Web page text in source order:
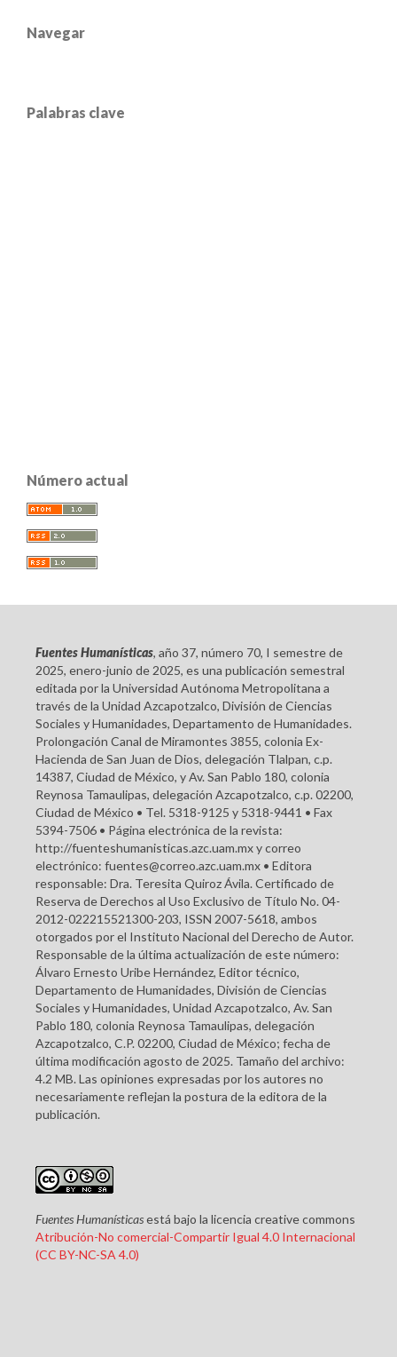
Navegar
Palabras clave
Número actual
Fuentes Humanísticas, año 37, número 70, I semestre de
2025, enero-junio de 2025, es una publicación semestral
editada por la Universidad Autónoma Metropolitana a
través de la Unidad Azcapotzalco, División de Ciencias
Sociales y Humanidades, Departamento de Humanidades.
Prolongación Canal de Miramontes 3855, colonia Ex-
Hacienda de San Juan de Dios, delegación Tlalpan, c.p.
14387, Ciudad de México, y Av. San Pablo 180, colonia
Reynosa Tamaulipas, delegación Azcapotzalco, c.p. 02200,
Ciudad de México • Tel. 5318-9125 y 5318-9441 • Fax
5394-7506 • Página electrónica de la revista:
http://fuenteshumanisticas.azc.uam.mx y correo
electrónico: fuentes@correo.azc.uam.mx • Editora
responsable: Dra. Teresita Quiroz Ávila. Certificado de
Reserva de Derechos al Uso Exclusivo de Título No. 04-
2012-022215521300-203, ISSN 2007-5618, ambos
otorgados por el Instituto Nacional del Derecho de Autor.
Responsable de la última actualización de este número:
Álvaro Ernesto Uribe Hernández, Editor técnico,
Departamento de Humanidades, División de Ciencias
Sociales y Humanidades, Unidad Azcapotzalco, Av. San
Pablo 180, colonia Reynosa Tamaulipas, delegación
Azcapotzalco, C.P. 02200, Ciudad de México; fecha de
última modificación agosto de 2025. Tamaño del archivo:
4.2 MB. Las opiniones expresadas por los autores no
necesariamente reflejan la postura de la editora de la
publicación.
Fuentes Humanísticasestá bajo la licencia creative commons
Atribución-No comercial-Compartir Igual 4.0 Internacional
(CC BY-NC-SA 4.0)